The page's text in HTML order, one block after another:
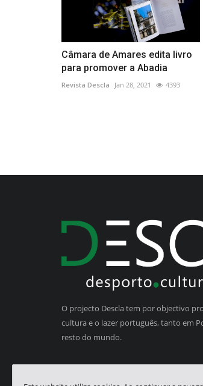
Câmara de Amares edita livro
para promover a Abadia
Revista Descla Jan 28, 2021 4393
O projecto Descla tem por objectivo
cultura e o lazer português, tanto em
resto do mundo.